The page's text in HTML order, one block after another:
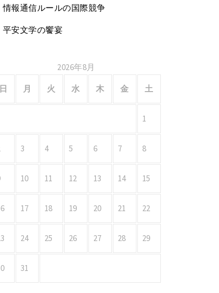
情報通信ルールの国際競争
平安文学の饗宴
2026年8月
月 火 水 木 金 土
1
3 4 5 6 7 8
10 11 12 13 14 15
17 18 19 20 21 22
24 25 26 27 28 29
31